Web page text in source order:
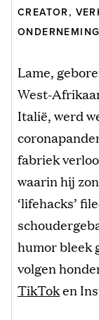
CREATOR,
Lame,
West-
Italië, werd
fabriek
waarin hij
‘lifehacks’
humor bleek
volgen
TikToken